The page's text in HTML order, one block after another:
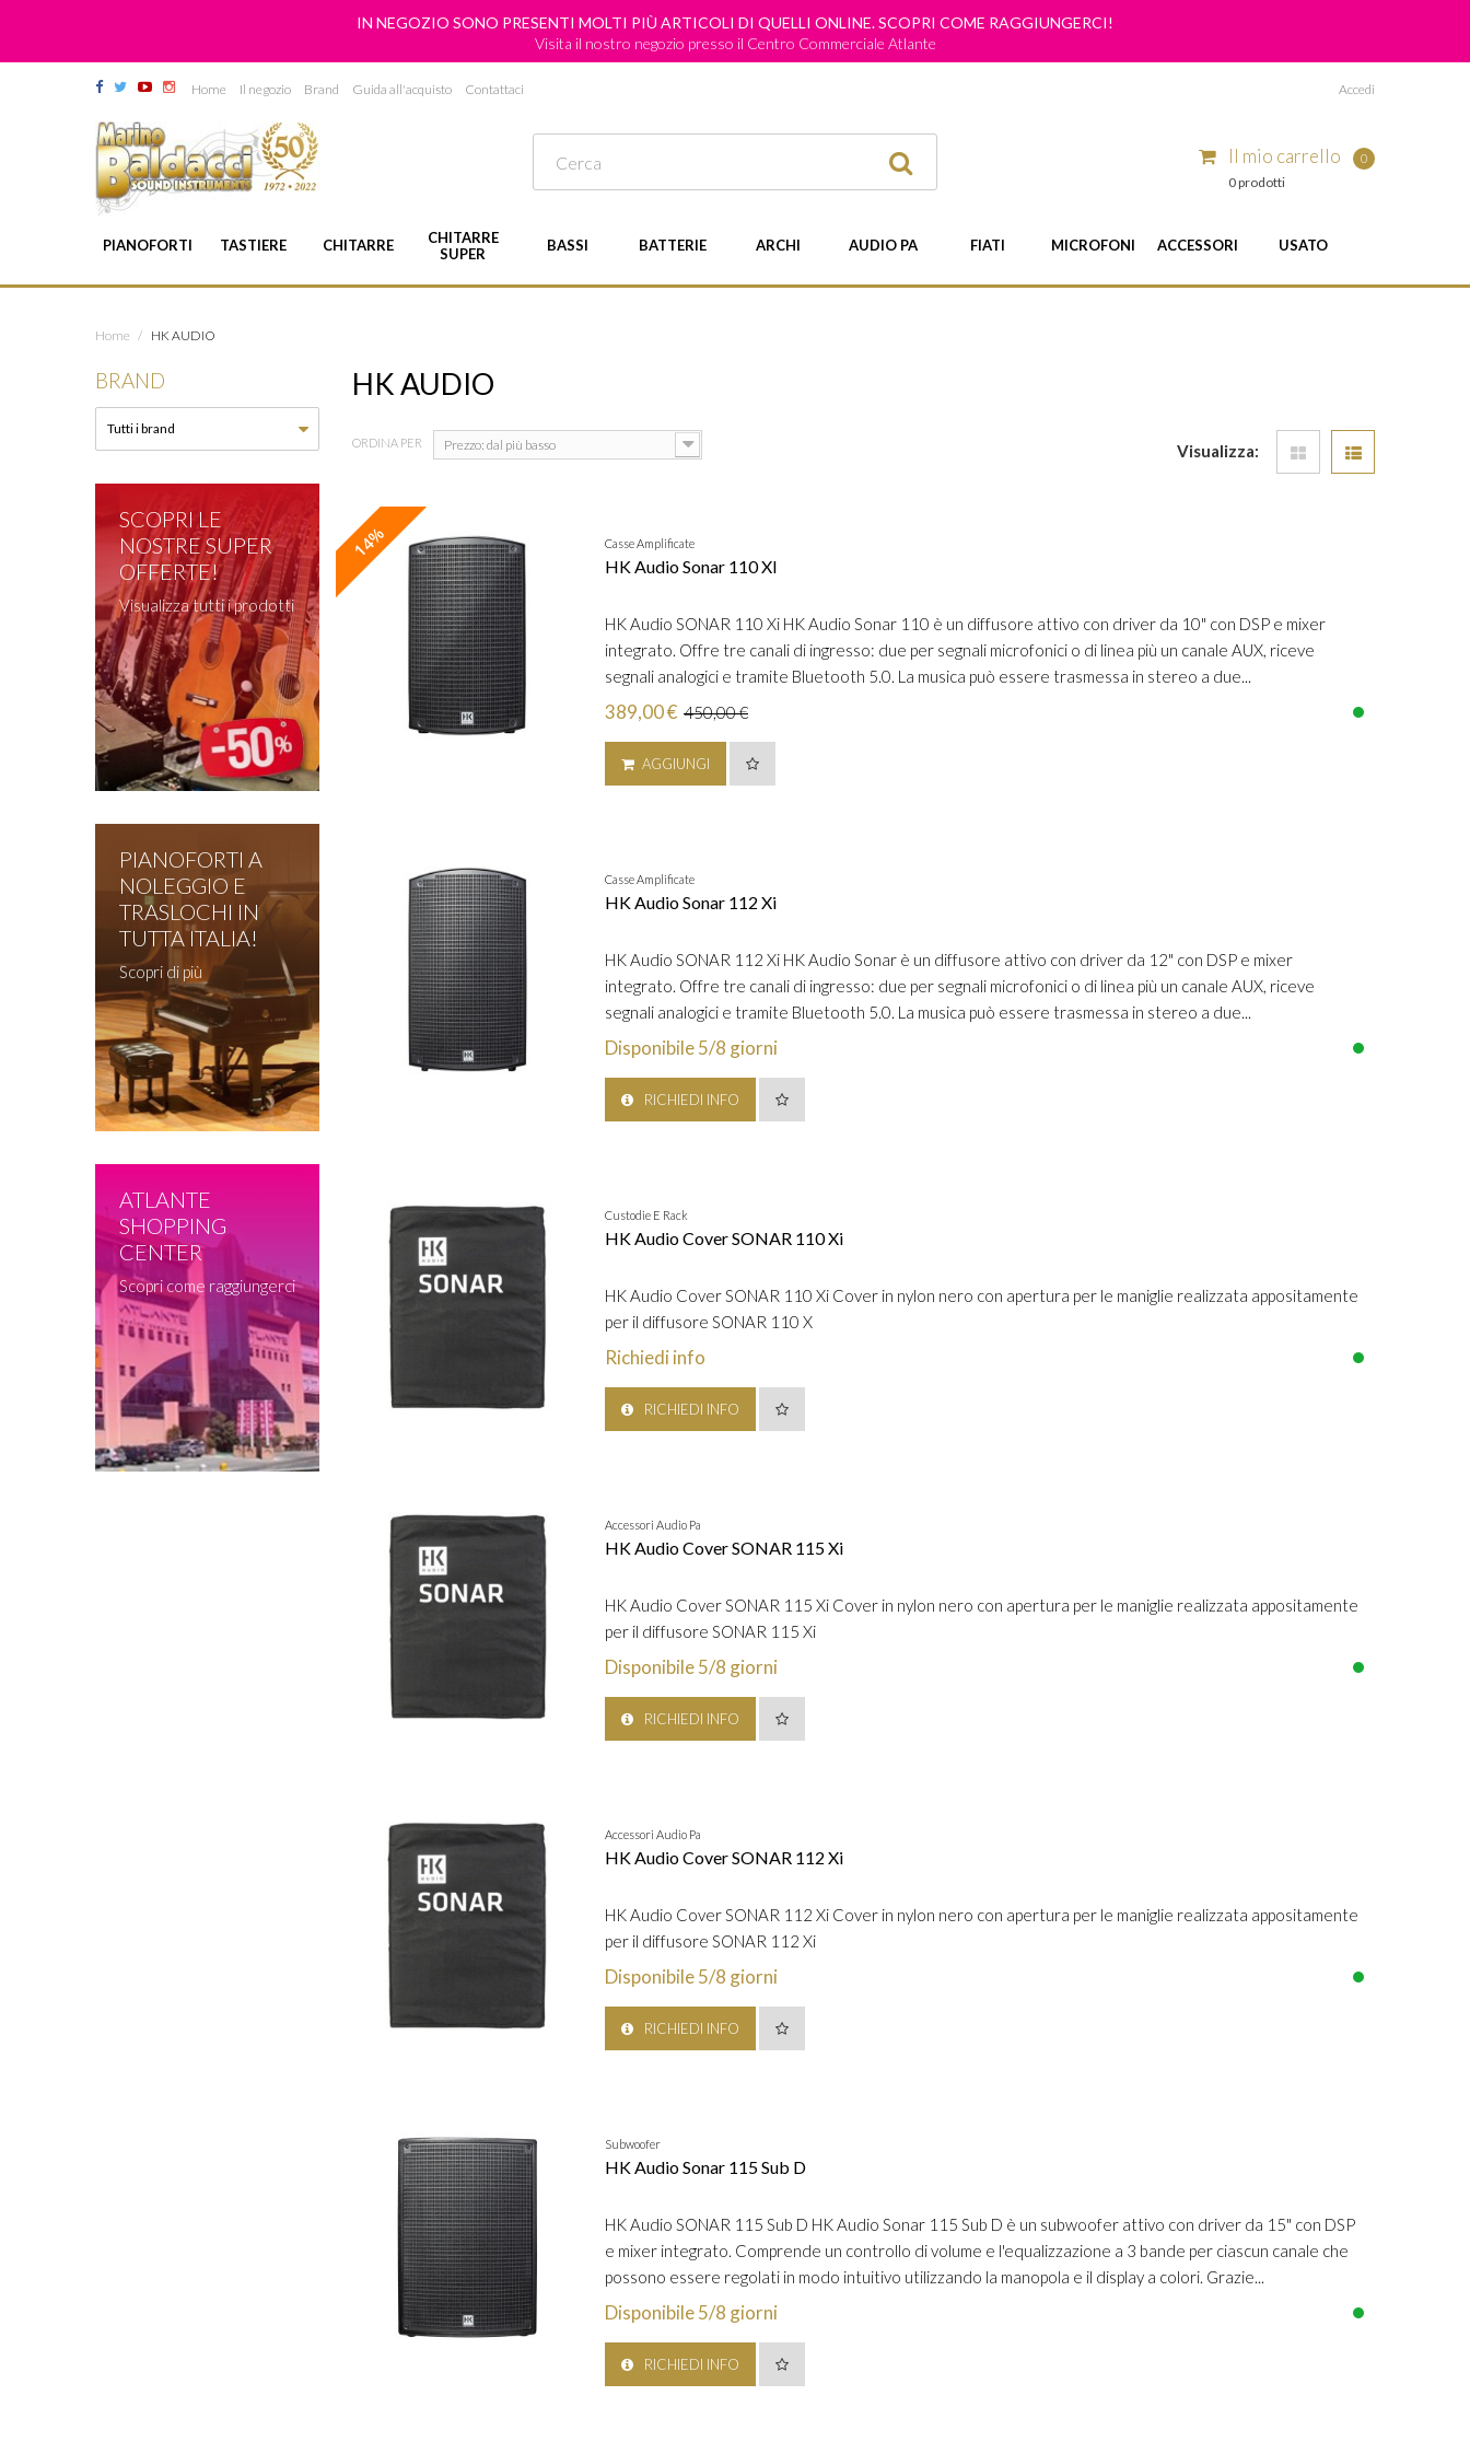
IN NEGOZIO SONO PRESENTI MOLTI PIÙ ARTICOLI DI QUELLI ONLINE. SCOPRI COME RAGGIUNGERCI!
Visita il nostro negozio presso il Centro Commerciale Atlante
Home Il negozio Brand Guida all'acquisto Contattaci Accedi
Il mio carrello
0
0 prodotti
PIANOFORTI TASTIERE CHITARRE
CHITARRE
SUPER
BASSI BATTERIE ARCHI AUDIO PA FIATI MICROFONI ACCESSORI USATO
Home / HK AUDIO
HK AUDIO
Visualizza:
ORDINA PER Prezzo: dal più basso
14% Casse Amplificate
HK Audio Sonar 110 XI
HK Audio SONAR 110 Xi HK Audio Sonar 110 è un diffusore attivo con driver da 10" con DSP e mixer
integrato. Offre tre canali di ingresso: due per segnali microfonici o di linea più un canale AUX, riceve
segnali analogici e tramite Bluetooth 5.0. La musica può essere trasmessa in stereo a due...
389,00 € 450,00 €
AGGIUNGI
Casse Amplificate
HK Audio Sonar 112 Xi
HK Audio SONAR 112 Xi HK Audio Sonar è un diffusore attivo con driver da 12" con DSP e mixer
integrato. Offre tre canali di ingresso: due per segnali microfonici o di linea più un canale AUX, riceve
segnali analogici e tramite Bluetooth 5.0. La musica può essere trasmessa in stereo a due...
Disponibile 5/8 giorni
RICHIEDI INFO
Custodie E Rack
HK Audio Cover SONAR 110 Xi
HK Audio Cover SONAR 110 Xi Cover in nylon nero con apertura per le maniglie realizzata appositamente
per il diffusore SONAR 110 X
Richiedi info
RICHIEDI INFO
Accessori Audio Pa
HK Audio Cover SONAR 115 Xi
HK Audio Cover SONAR 115 Xi Cover in nylon nero con apertura per le maniglie realizzata appositamente
per il diffusore SONAR 115 Xi
Disponibile 5/8 giorni
RICHIEDI INFO
Accessori Audio Pa
HK Audio Cover SONAR 112 Xi
HK Audio Cover SONAR 112 Xi Cover in nylon nero con apertura per le maniglie realizzata appositamente
per il diffusore SONAR 112 Xi
Disponibile 5/8 giorni
RICHIEDI INFO
Subwoofer
HK Audio Sonar 115 Sub D
HK Audio SONAR 115 Sub D HK Audio Sonar 115 Sub D è un subwoofer attivo con driver da 15" con DSP
e mixer integrato. Comprende un controllo di volume e l'equalizzazione a 3 bande per ciascun canale che
possono essere regolati in modo intuitivo utilizzando la manopola e il display a colori. Grazie...
Disponibile 5/8 giorni
RICHIEDI INFO
BRAND
SCOPRI LE
NOSTRE SUPER
OFFERTE!
Visualizza tutti i prodotti
PIANOFORTI A
NOLEGGIO E
TRASLOCHI IN
TUTTA ITALIA!
Scopri di più
ATLANTE
SHOPPING
CENTER
Scopri come raggiungerci